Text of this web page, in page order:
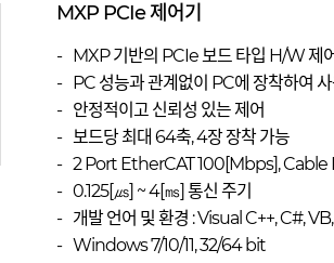
MXP PCIe 제어기
MXP 기반의 PCIe 보드 타입 H/W 제
PC 성능과 관계없이 PC에 장착하여
안정적이고 신뢰성 있는 제어
보드당 최대 64축, 4장 장착 가능
2 Port EtherCAT 100[Mbps],
0.125[㎲] ~ 4[㎳] 통신 주기
개발 언어 및 환경 : Visual C++, C#,
Windows 7/10/11, 32/64 bit